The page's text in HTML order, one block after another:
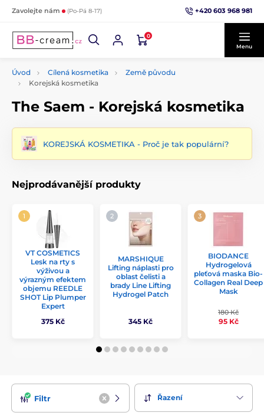
Zavolejte nám (Po-Pá 8-17) +420 603 968 981
0
Menu
Úvod Cílená kosmetika
Země původu
Korejská kosmetika
The Saem - Korejská kosmetika
KOREJSKÁ KOSMETIKA - Proč je tak populární?
Nejprodávanější produkty
VT COSMETICS
Lesk na rty s
výživou a
výrazným efektem
objemu REEDLE
SHOT Lip Plumper
Expert
375 Kč
MARSHIQUE
Lifting náplasti pro
oblast čelisti a
brady Line Lifting
Hydrogel Patch
345 Kč
BIODANCE
Hydrogelová
pleťová maska Bio-
Collagen Real Deep
Mask
180 Kč
95 Kč
Filtr Řazení